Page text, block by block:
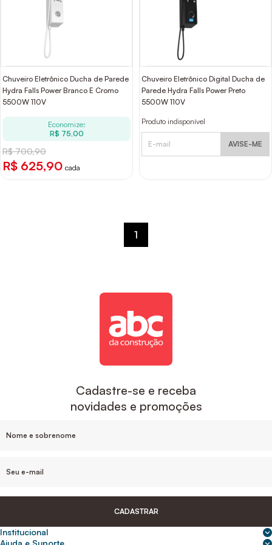
Chuveiro Eletrônico Ducha de Parede
Hydra Falls Power Branco E Cromo
5500W 110V
Economize:
R$ 75,00
R$ 700,90
R$ 625,90 cada
Chuveiro Eletrônico Digital Ducha de
Parede Hydra Falls Power Preto
5500W 110V
Produto indisponível
AVISE-ME
1
Cadastre-se e receba
novidades e promoções
CADASTRAR
Institucional
Sobre nós
Ajuda e Suporte